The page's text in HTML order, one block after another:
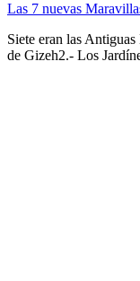
Las 7 nuevas
Siete eran las
de Gizeh2.- Los